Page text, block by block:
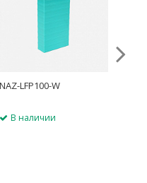
NAZ-LFP100-W
В наличии